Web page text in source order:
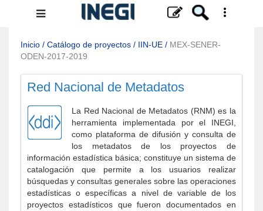
Menú
navegación
Inicio / Catálogo de proyectos / IIN-UE / MEX-SENER-
ODEN-2017-2019
Red Nacional de Metadatos
La Red Nacional de Metadatos (RNM) es la
herramienta implementada por el INEGI,
como plataforma de difusión y consulta de
los metadatos de los proyectos de
información estadística básica; constituye un sistema de
catalogación que permite a los usuarios realizar
búsquedas y consultas generales sobre las operaciones
estadísticas o específicas a nivel de variable de los
proyectos estadísticos que fueron documentados en